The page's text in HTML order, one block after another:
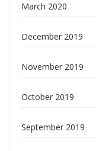
March 2020
December 2019
November 2019
October 2019
September 2019